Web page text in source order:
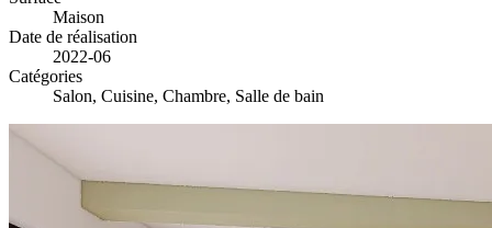
Maison
Date de réalisation
2022-06
Catégories
Salon, Cuisine, Chambre, Salle de bain